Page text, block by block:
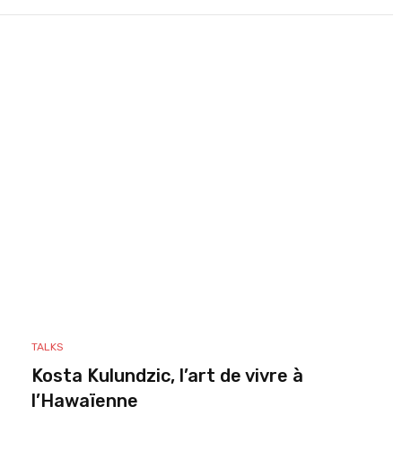
TALKS
Kosta Kulundzic, l’art de vivre à
l’Hawaïenne